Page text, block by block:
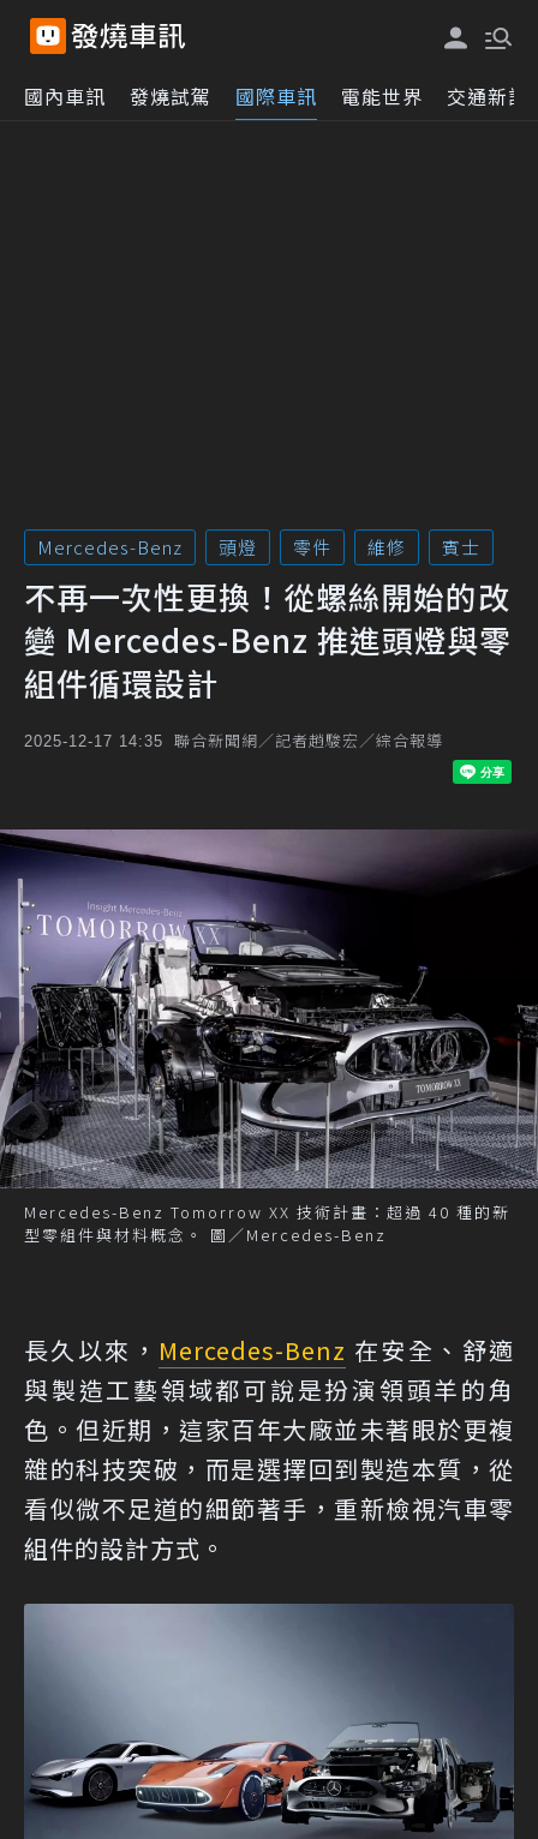
國內車訊 發燒試駕 國際車訊 電能世界 交通新訊
Mercedes-Benz 頭燈 零件 維修 賓士
不再一次性更換！從螺絲開始的改
變 Mercedes-Benz 推進頭燈與零
組件循環設計
2025-12-17 14:35 聯合新聞網／記者趙駿宏／綜合報導
Mercedes-Benz Tomorrow XX 技術計畫：超過 40 種的新
型零組件與材料概念。 圖／Mercedes-Benz
長久以來， Mercedes-Benz 在安全、舒適
與製造工藝領域都可說是扮演領頭羊的角
色。但近期，這家百年大廠並未著眼於更複
雜的科技突破，而是選擇回到製造本質，從
看似微不足道的細節著手，重新檢視汽車零
組件的設計方式。